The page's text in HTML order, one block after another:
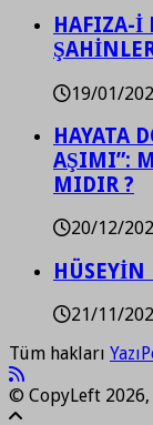
HAFIZA-İ
19/01/
HAYATA
AŞIMI”:
MIDIR ?
20/12/
21/11/
Tüm hakları
© CopyLeft 2026,